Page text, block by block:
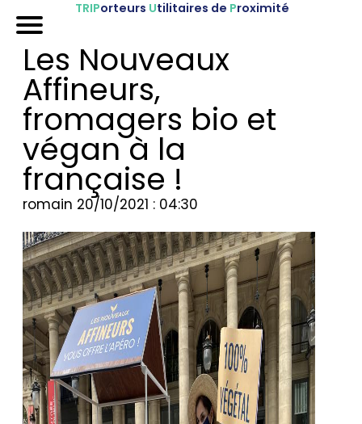
TRIPorteurs Utilitaires de Proximité
Nos véhicules
Références
Sur-mesure
Mariages
Blog
FAQ
A propos
Contactez-nous !
Les Nouveaux
Affineurs,
fromagers bio et
végan à la
française !
romain 20/10/2021 : 04:30